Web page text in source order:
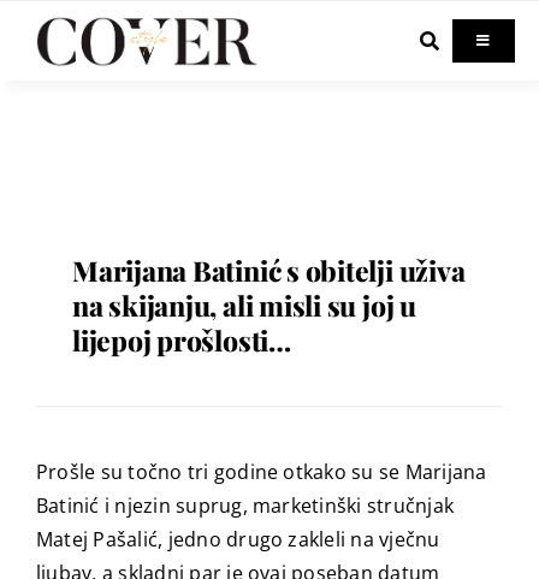
Toggle
Fashion
Out & About
Marijana Batinić s obitelji uživa
na skijanju, ali misli su joj u
lijepoj prošlosti…
Prošle su točno tri godine otkako su se Marijana
Batinić i njezin suprug, marketinški stručnjak
Matej Pašalić, jedno drugo zakleli na vječnu
ljubav, a skladni par je ovaj poseban datum